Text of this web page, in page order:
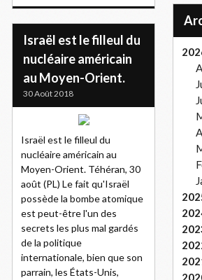
Israël est le filleul du
nucléaire américain
au Moyen-Orient.
30 Août 2018
Israël est le filleul du
nucléaire américain au
Moyen-Orient. Téhéran, 30
août (PL) Le fait qu'Israël
possède la bombe atomique
est peut-être l'un des
secrets les plus mal gardés
de la politique
internationale, bien que son
parrain, les États-Unis,